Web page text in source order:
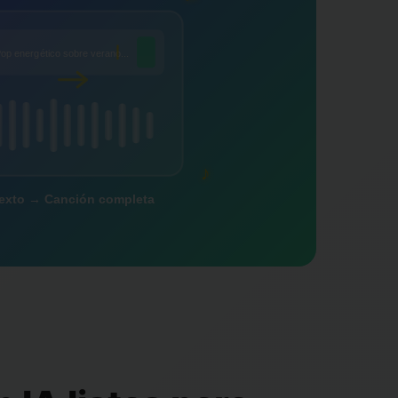
♪
→ Canción completa